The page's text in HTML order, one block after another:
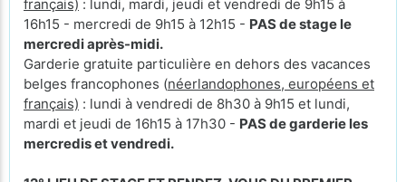
français) : lundi, mardi, jeudi et vendredi de 9h15 à
16h15 - mercredi de 9h15 à 12h15 - PAS de stage le
mercredi après-midi.
Garderie gratuite particulière en dehors des vacances
belges francophones (néerlandophones, européens et
français) : lundi à vendredi de 8h30 à 9h15 et lundi,
mardi et jeudi de 16h15 à 17h30 - PAS de garderie les
mercredis et vendredi.